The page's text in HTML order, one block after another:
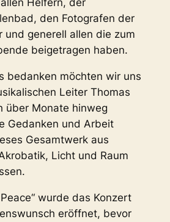
Helfern, der
den Fotografen der
und generell allen die zum
beigetragen haben.
bedanken möchten wir uns
Leiter Thomas
über Monate hinweg
Gedanken und Arbeit
Gesamtwerk aus
Licht und Raum
wurde das Konzert
eröffnet, bevor